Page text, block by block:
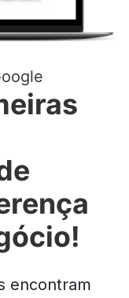
encontram